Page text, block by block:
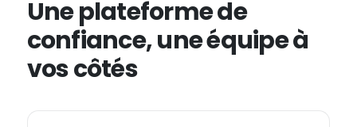
Une plateforme de
confiance, une équipe à
vos côtés